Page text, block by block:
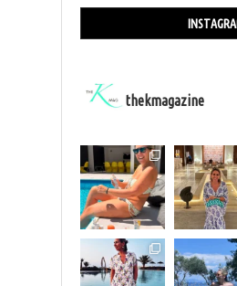
thekmagazine